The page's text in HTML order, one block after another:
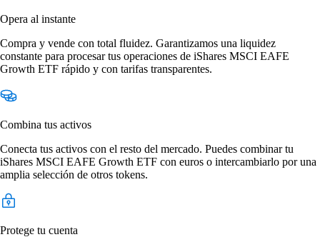
Opera al instante
Compra y vende con total fluidez. Garantizamos una liquidez
constante para procesar tus operaciones de iShares MSCI EAFE
Growth ETF rápido y con tarifas transparentes.
Combina tus activos
Conecta tus activos con el resto del mercado. Puedes combinar tu
iShares MSCI EAFE Growth ETF con euros o intercambiarlo por una
amplia selección de otros tokens.
Protege tu cuenta